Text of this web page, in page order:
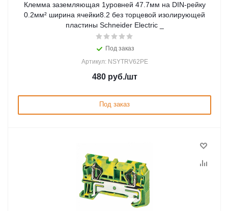
Клемма заземляющая 1уровней 47.7мм на DIN-рейку
0.2мм² ширина ячейки8.2 без торцевой изолирующей
пластины Schneider Electric _
Под заказ
Артикул: NSYTRV62PE
480руб./шт
Под заказ